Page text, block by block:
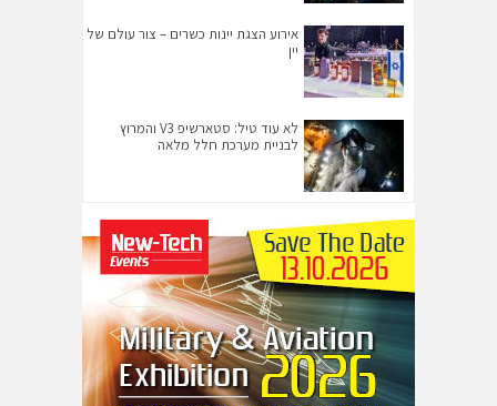
אירוע הצגת יינות כשרים – צור עולם של
יין
לא עוד טיל: סטארשיפ V3 והמרוץ
לבניית מערכת חלל מלאה